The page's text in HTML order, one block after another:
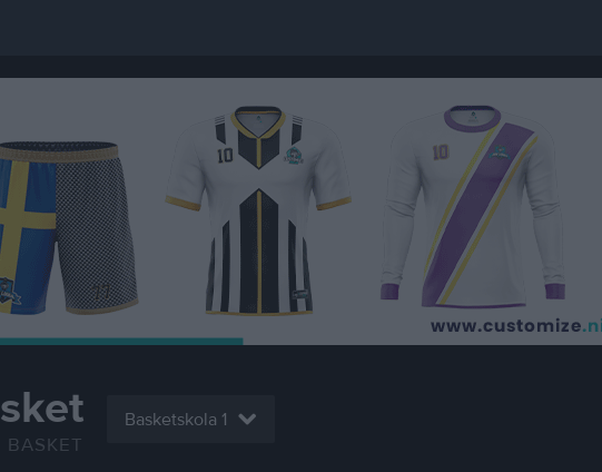
BASKET
Basketskola 1